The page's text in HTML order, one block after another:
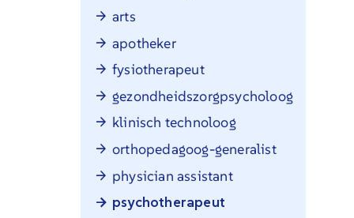
arts
apotheker
fysiotherapeut
gezondheidszorgpsycholoog
klinisch technoloog
orthopedagoog-generalist
physician assistant
psychotherapeut